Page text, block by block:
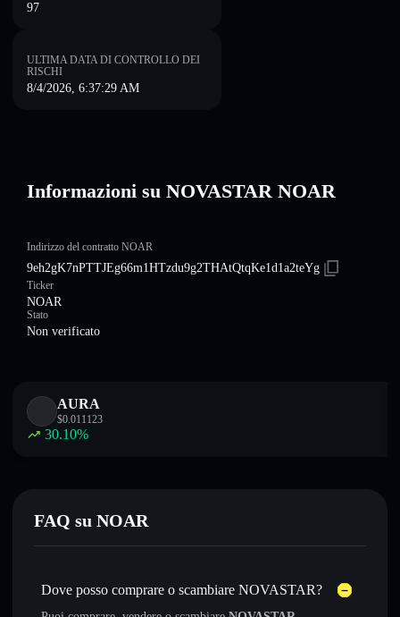
97
ULTIMA DATA DI CONTROLLO DEI
RISCHI
8/4/2026, 6:37:29 AM
Informazioni su NOVASTAR NOAR
Indirizzo del contratto NOAR
9eh2gK7nPTTJEg66m1HTzdu9g2THAtQtqKe1d1a2teYg
Ticker
NOAR
Stato
Non verificato
AURA
$0.011123
30.10%
FAQ su NOAR
Dove posso comprare o scambiare NOVASTAR?